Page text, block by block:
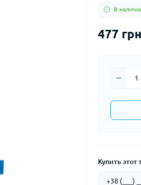
В
477 грн
Купить этот